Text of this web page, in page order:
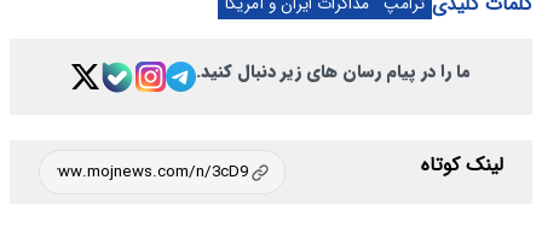
ما را در پیام رسان های زیر دنبال کنید.
لینک کوتاه